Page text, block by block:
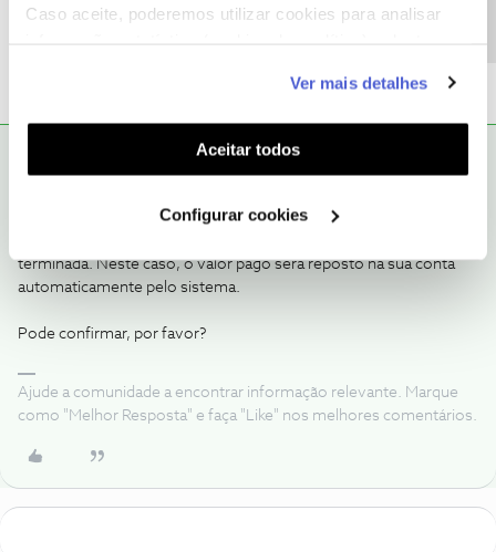
Caso aceite, poderemos utilizar cookies para analisar
funcionalidades (cookies de personalização e
funcionalidade) e adaptar anúncios aos seus interesses
(cookies de publicidade personalizada). Pode gerir a
utilização dos cookies clicando em "Configurar
Ver mais detalhes
Aceitar todos
Configurar cookies
Através do site cinemas.nos.pt@Mário P.
RESPOSTA
terminada. Neste caso, o valor pago será reposto na sua conta
automaticamente pelo sistema.
Pode confirmar, por favor?
Ajude a comunidade a encontrar informação relevante. Marque
como "Melhor Resposta" e faça "Like" nos melhores comentários.